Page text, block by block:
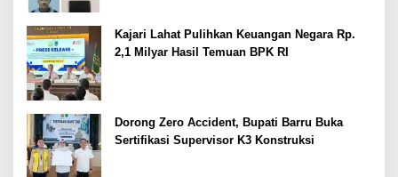
Kajari Lahat Pulihkan Keuangan Negara Rp.
2,1 Milyar Hasil Temuan BPK RI
Dorong Zero Accident, Bupati Barru Buka
Sertifikasi Supervisor K3 Konstruksi